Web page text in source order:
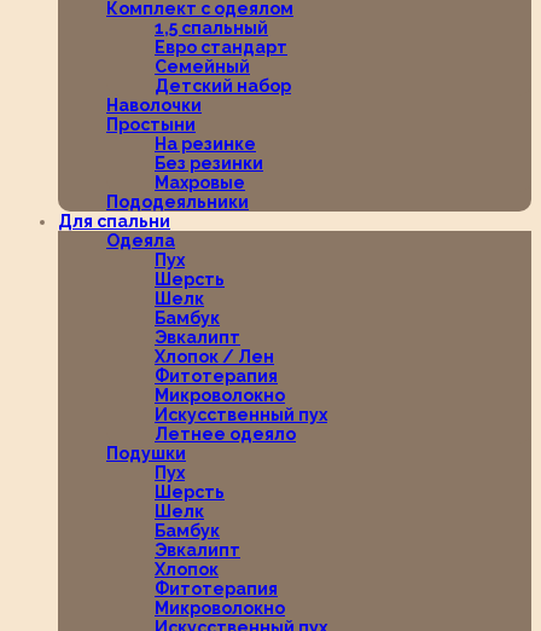
Комплект с одеялом
1,5 спальный
Евро стандарт
Семейный
Детский набор
Наволочки
Простыни
На резинке
Без резинки
Махровые
Пододеяльники
Для спальни
Одеяла
Пух
Шерсть
Шелк
Бамбук
Эвкалипт
Хлопок / Лен
Фитотерапия
Микроволокно
Искусственный пух
Летнее одеяло
Подушки
Пух
Шерсть
Шелк
Бамбук
Эвкалипт
Хлопок
Фитотерапия
Микроволокно